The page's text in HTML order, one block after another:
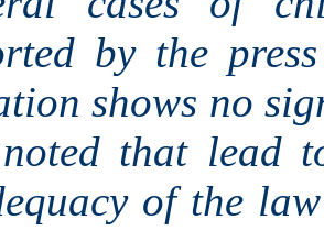
by the
shows no
that lead
of the